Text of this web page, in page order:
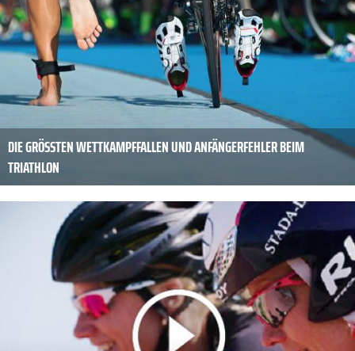
DIE GRÖSSTEN WETTKAMPFFALLEN UND ANFÄNGERFEHLER BEIM T
RIATHLON